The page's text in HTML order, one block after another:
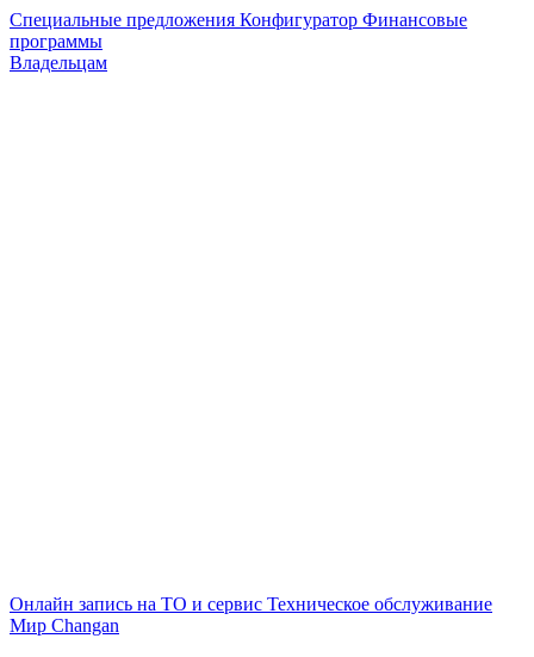
Специальные предложения Конфигуратор Финансовые
программы
Владельцам
Онлайн запись на ТО и сервис Техническое обслуживание
Мир Changan